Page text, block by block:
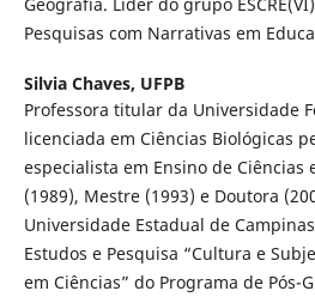
Pesquisas com Narrativas em
Silvia Chaves, UFPB
Professora titular da Universidade
licenciada em Ciências Biológicas
especialista em Ensino de Ciências
(1989), Mestre (1993) e Doutora
Universidade Estadual de
Estudos e Pesquisa “Cultura e
em Ciências” do Programa de Pós-